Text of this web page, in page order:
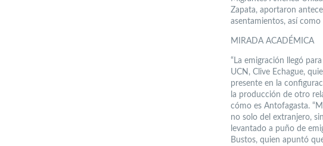
Zapata, aportaron
asentamientos, así
MIRADA ACADÉMICA
“La emigración llegó
UCN, Clive Echague,
presente en la
la producción de otro
cómo es Antofagasta.
no solo del extranjero,
levantado a puño de
Bustos, quien apuntó